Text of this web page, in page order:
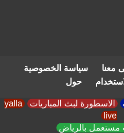
معنا
سياسة الخصوصية
حول
الاسطورة لبث المباريات yalla
live
مستعمل بالرياض